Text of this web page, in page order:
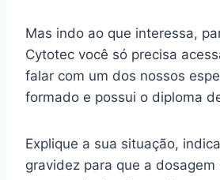
Mas indo ao que interessa,
Cytotec você só precisa
falar com um dos nossos
formado e possui o diploma
Explique a sua situação,
gravidez para que a dosagem